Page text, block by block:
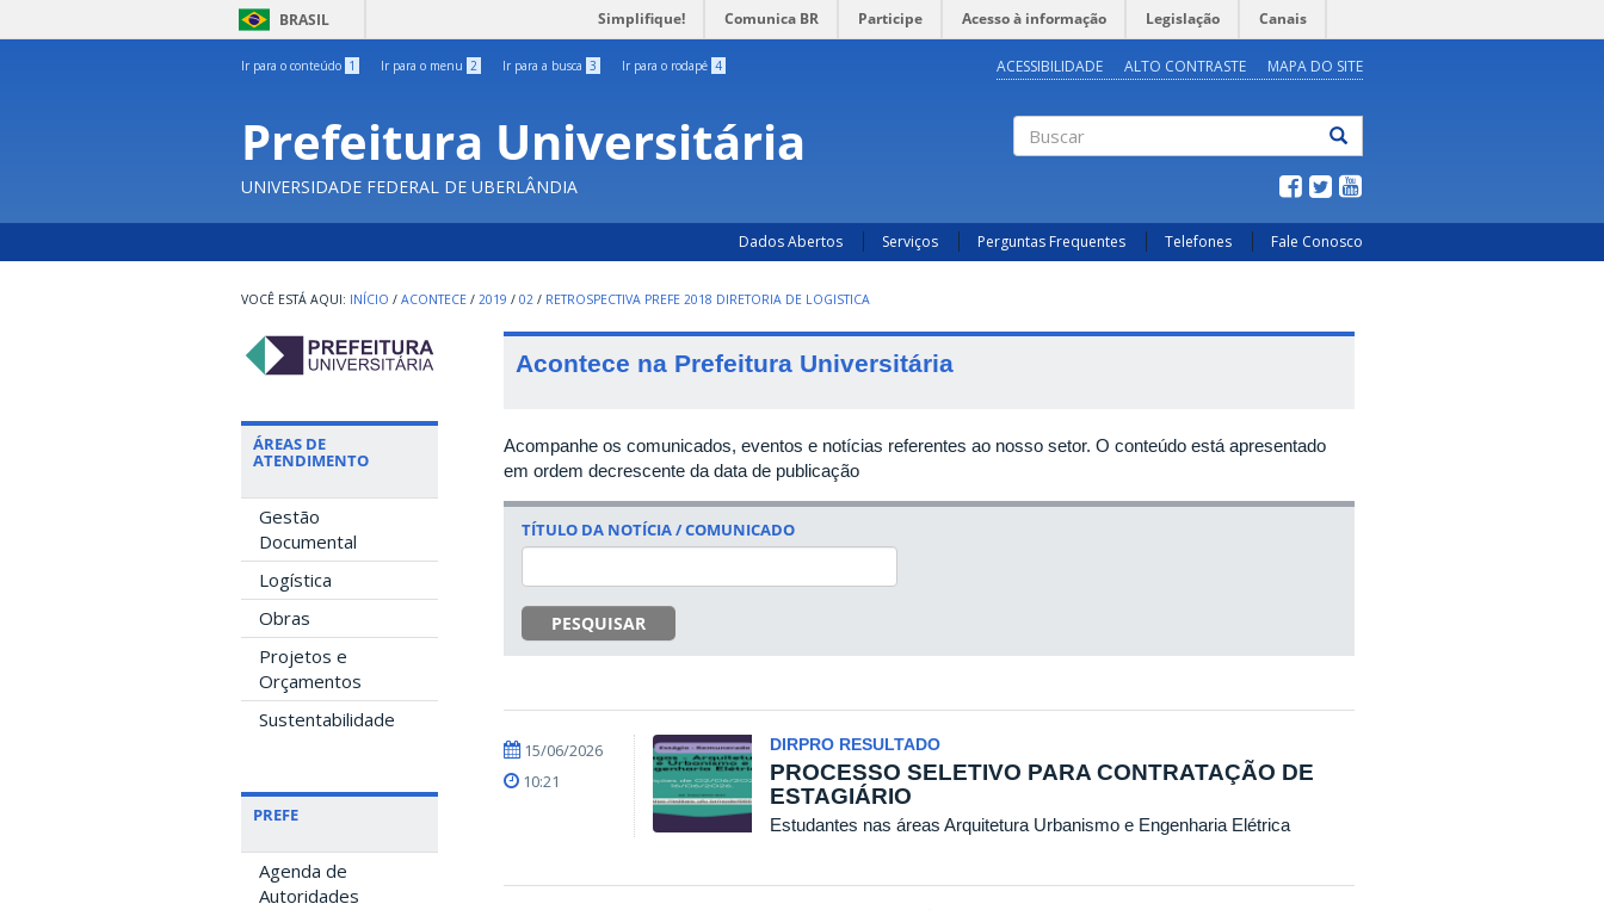
BRASIL Simplifique! Comunica BR Participe Acesso à informação Legislação Canais
Ir para o conteúdo 1 Ir para o menu 2 Ir para a busca 3 Ir para o rodapé 4 ACESSIBILIDADE ALTO CONTRASTE MAPA DO SITE
Prefeitura Universitária
UNIVERSIDADE FEDERAL DE UBERLÂNDIA
Dados Abertos Serviços Perguntas Frequentes Telefones Fale Conosco
INÍCIO / ACONTECE / 2019 / 02 / RETROSPECTIVA PREFE 2018 DIRETORIA DE LOGISTICA
ÁREAS DE
ATENDIMENTO
Gestão
Documental
Logística
Obras
Projetos e
Orçamentos
Sustentabilidade
PREFE
Agenda de
Autoridades
Acontece na Prefeitura Universitária
Acompanhe os comunicados, eventos e notícias referentes ao nosso setor. O conteúdo está apresentado
em ordem decrescente da data de publicação
TÍTULO DA NOTÍCIA / COMUNICADO
PESQUISAR
15/06/2026
10:21
DIRPRO RESULTADO
PROCESSO SELETIVO PARA CONTRATAÇÃO DE
ESTAGIÁRIO
Estudantes nas áreas Arquitetura Urbanismo e Engenharia Elétrica